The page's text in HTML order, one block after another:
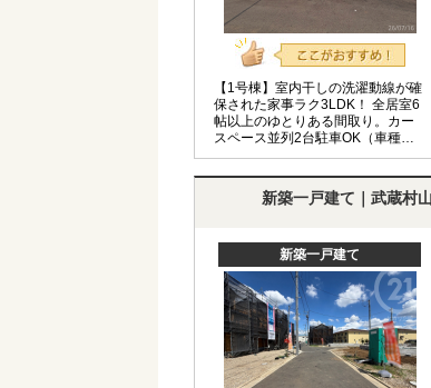
【1号棟】室内干しの洗濯動線が確
保された家事ラク3LDK！ 全居室6
帖以上のゆとりある間取り。カー
スペース並列2台駐車OK（車種制
限あり）。 ◆長期優良住宅
◆「上北台」駅利用可◆
新築一戸建て｜武蔵村
新築一戸建て